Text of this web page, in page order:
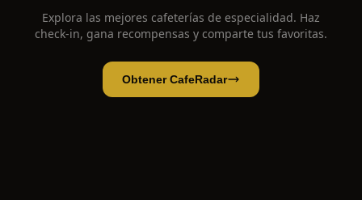
Explora las mejores cafeterías de especialidad. Haz
check-in, gana recompensas y comparte tus favoritas.
Obtener CafeRadar